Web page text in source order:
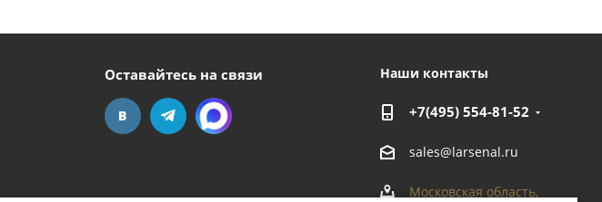
Оставайтесь на связи Наши контакты
+7(495) 554-81-52
sales@larsenal.ru
Московская область,